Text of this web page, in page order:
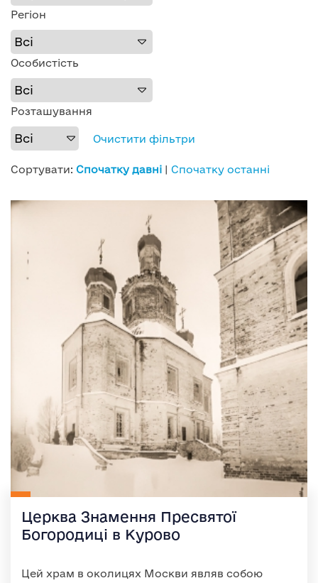
Регіон
Особистість
Розташування
Очистити фільтри
Сортувати: Спочатку давні | Спочатку останні
Церква Знамення Пресвятої
Богородиці в Курово
Цей храм в околицях Москви являв собою